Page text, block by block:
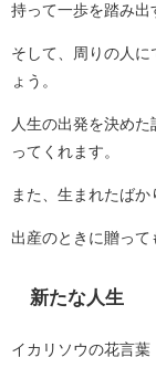
持って一歩を踏み出
そして、周りの人に
ょう。
人生の出発を決め
ってくれます。
また、生まれたばか
出産のときに贈って
新たな人生
イカリソウの花言